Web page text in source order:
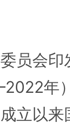
会印
年
立以